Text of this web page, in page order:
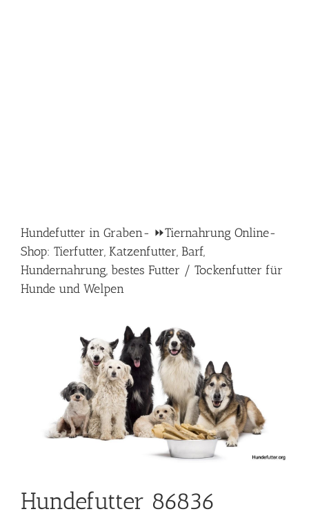
Hundefutter in Graben- ⏩Tiernahrung Online-
Shop: Tierfutter, Katzenfutter, Barf,
Hundernahrung, bestes Futter / Tockenfutter für
Hunde und Welpen
Hundefutter 86836